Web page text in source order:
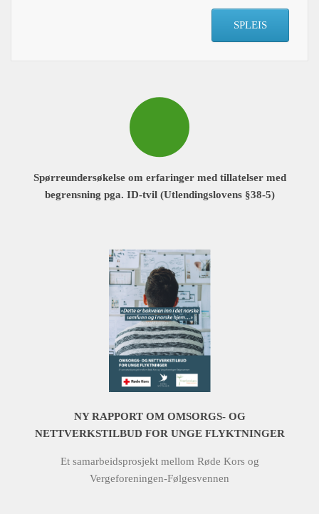
SPLEIS
Spørreundersøkelse om erfaringer med tillatelser med
begrensning pga. ID-tvil (Utlendingslovens §38-5)
NY RAPPORT OM OMSORGS- OG
NETTVERKSTILBUD FOR UNGE FLYKTNINGER
Et samarbeidsprosjekt mellom Røde Kors og
Vergeforeningen-Følgesvennen